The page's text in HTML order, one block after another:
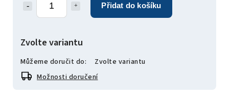
Přidat do košíku
Zvolte variantu
Můžeme doručit do:
Zvolte variantu
Možnosti doručení